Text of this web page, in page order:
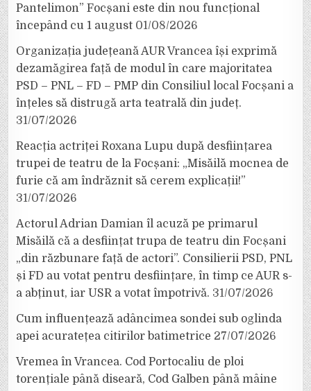
Pantelimon” Focșani este din nou funcțional
începând cu 1 august 01/08/2026
Organizația județeană AUR Vrancea își exprimă
dezamăgirea față de modul în care majoritatea
PSD – PNL – FD – PMP din Consiliul local Focșani a
înțeles să distrugă arta teatrală din județ.
31/07/2026
Reacția actriței Roxana Lupu după desființarea
trupei de teatru de la Focșani: „Misăilă mocnea de
furie că am îndrăznit să cerem explicații!”
31/07/2026
Actorul Adrian Damian îl acuză pe primarul
Misăilă că a desființat trupa de teatru din Focșani
„din răzbunare față de actori”. Consilierii PSD, PNL
și FD au votat pentru desființare, în timp ce AUR s-
a abținut, iar USR a votat împotrivă. 31/07/2026
Cum influențează adâncimea sondei sub oglinda
apei acuratețea citirilor batimetrice 27/07/2026
Vremea în Vrancea. Cod Portocaliu de ploi
torențiale până diseară, Cod Galben până mâine